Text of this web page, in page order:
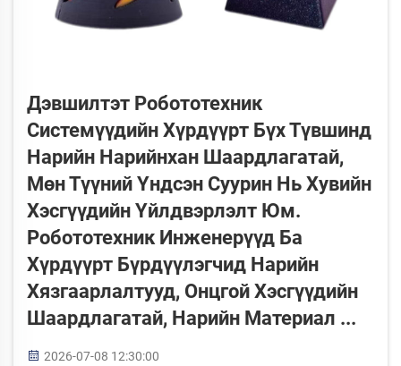
Дэвшилтэт Робототехник
Системүүдийн Хүрдүүрт Бүх Түвшинд
Нарийн Нарийнхан Шаардлагатай,
Мөн Түүний Үндсэн Суурин Нь Хувийн
Хэсгүүдийн Үйлдвэрлэлт Юм.
Робототехник Инженерүүд Ба
Хүрдүүрт Бүрдүүлэгчид Нарийн
Хязгаарлалтууд, Онцгой Хэсгүүдийн
Шаардлагатай, Нарийн Материал ...
2026-07-08 12:30:00